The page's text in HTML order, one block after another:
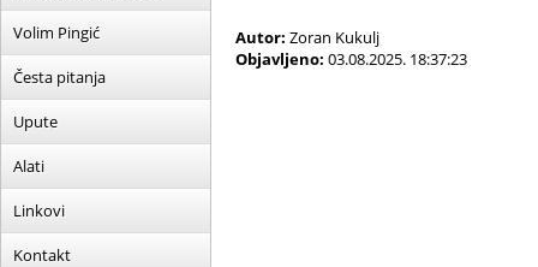
Volim Pingić
Česta pitanja
Upute
Alati
Linkovi
Kontakt
Autor: Zoran Kukulj
Objavljeno: 03.08.2025. 18:37:23